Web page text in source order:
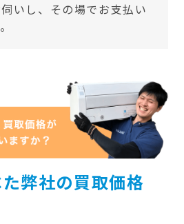
いし、その場でお支払い
弊社の買取価格